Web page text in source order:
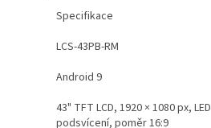
Specifikace
LCS-43PB-RM
Android 9
43" TFT LCD, 1920 × 1080 px, LED
podsvícení, poměr 16:9